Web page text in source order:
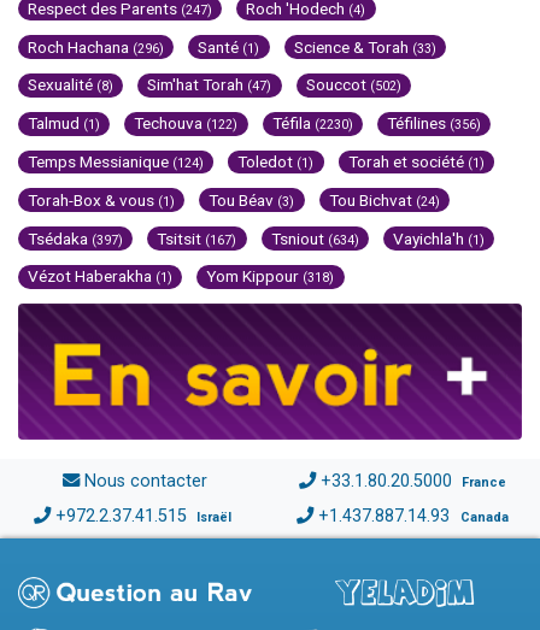
Respect des Parents (247) Roch 'Hodech (4)
Roch Hachana (296) Santé (1) Science & Torah (33)
Sexualité (8) Sim'hat Torah (47) Souccot (502)
Talmud (1) Techouva (122) Téfila (2230) Téfilines (356)
Temps Messianique (124) Toledot (1) Torah et société (1)
Torah-Box & vous (1) Tou Béav (3) Tou Bichvat (24)
Tsédaka (397) Tsitsit (167) Tsniout (634) Vayichla'h (1)
Vézot Haberakha (1) Yom Kippour (318)
Nous contacter +33.1.80.20.5000 France
+972.2.37.41.515 Israël +1.437.887.14.93 Canada